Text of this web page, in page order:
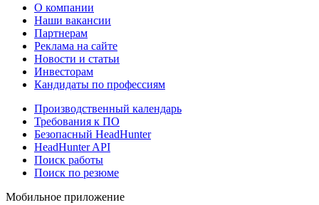
О компании
Наши вакансии
Партнерам
Реклама на сайте
Новости и статьи
Инвесторам
Кандидаты по профессиям
Производственный календарь
Требования к ПО
Безопасный HeadHunter
HeadHunter API
Поиск работы
Поиск по резюме
Мобильное приложение